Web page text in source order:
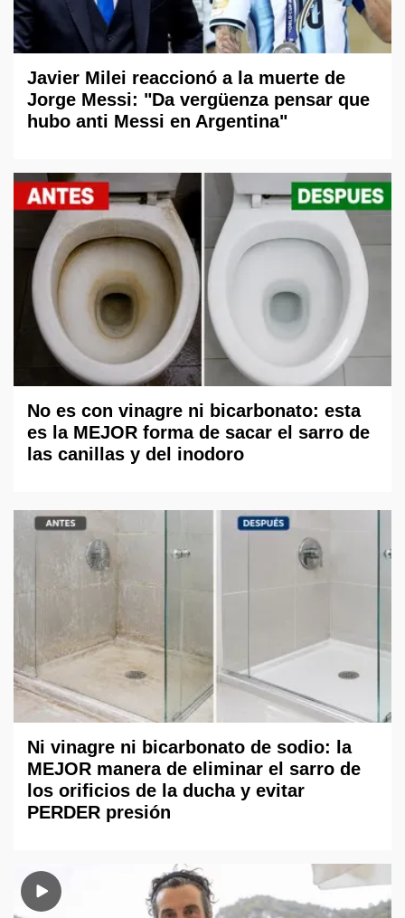
Javier Milei reaccionó a la muerte de
Jorge Messi: "Da vergüenza pensar que
hubo anti Messi en Argentina"
No es con vinagre ni bicarbonato: esta
es la MEJOR forma de sacar el sarro de
las canillas y del inodoro
Ni vinagre ni bicarbonato de sodio: la
MEJOR manera de eliminar el sarro de
los orificios de la ducha y evitar
PERDER presión